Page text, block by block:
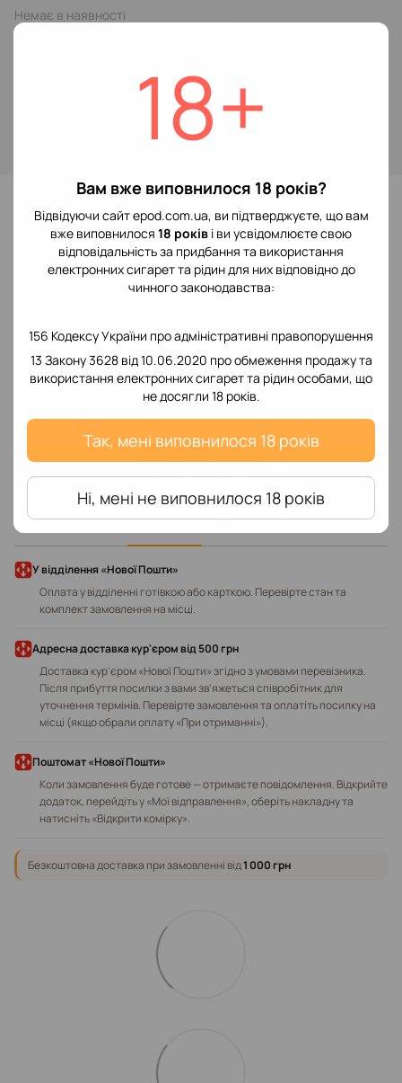
18+
Вам вже виповнилося 18 років?
Відвідуючи сайт epod.com.ua, ви підтверджуєте, що вам
вже виповнилося 18 років і ви усвідомлюєте свою
відповідальність за придбання та використання
електронних сигарет та рідин для них відповідно до
чинного законодавства:
156 Кодексу України про адміністративні правопорушення
13 Закону 3628 від 10.06.2020 про обмеження продажу та
використання електронних сигарет та рідин особами, що
не досягли 18 років.
Так, мені виповнилося 18 років
Ні, мені не виповнилося 18 років
Немає в наявності
Повідомити, коли з'явиться
для відображення накопичувальної знижки
До обраного
Відгуки 1
Дюканова Татьяна
приходило просто идеально отличного
качества.ответственные продавцы,вернули деньги за
почтовую ошибку.вежливое и ответственное отношение к
покупателям.рекомендую от чистого сердца
Відповісти
Написати відгук
Доставка Оплата
У відділення «Нової Пошти»
Оплата у відділенні готівкою або карткою. Перевірте стан та
комплект замовлення на місці.
Адресна доставка кур'єром від 500 грн
Доставка кур'єром «Нової Пошти» згідно з умовами перевізника.
Після прибуття посилки з вами зв'яжеться співробітник для
уточнення термінів. Перевірте замовлення та оплатіть посилку на
місці (якщо обрали оплату «При отриманні»).
Поштомат «Нової Пошти»
Коли замовлення буде готове — отримаєте повідомлення. Відкрийте
додаток, перейдіть у «Мої відправлення», оберіть накладну та
натисніть «Відкрити комірку».
Безкоштовна доставка при замовленні від1 000 грн